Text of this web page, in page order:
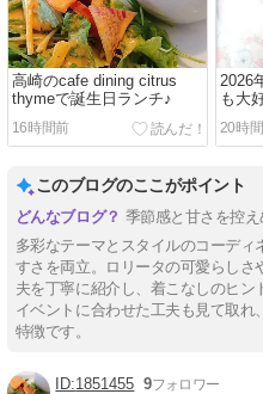
高崎のcafe dining citrus
thymeで誕生日ランチ♪
16時間前
2026
も大
デザ
20時
このブログのここがポイント
季節感と甘さを控
多彩なテーマとスタイルのコーデ
すさを両立。ロリータの可愛らし
夫を丁寧に紹介し、着こなしのヒ
イベントに合わせた工夫も見て取
特徴です。
1851455 9